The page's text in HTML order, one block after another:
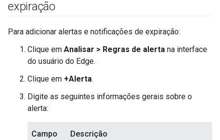
expiração
Para adicionar alertas e notificações de expiração:
Clique em Analisar > Regras de alerta na interface
do usuário do Edge.
Clique em +Alerta.
Digite as seguintes informações gerais sobre o
alerta:
Campo Descrição